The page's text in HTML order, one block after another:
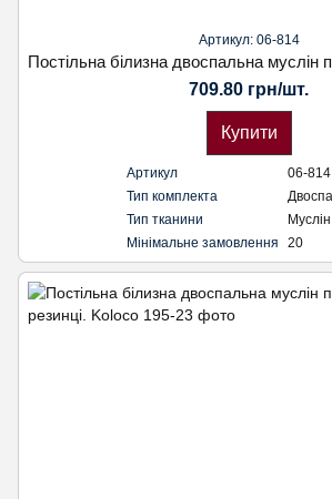
Артикул: 06-814
709.80 грн/шт.
Купити
Артикул
06-814
Тип комплекта
Тип тканини
Муслін
Мінімальне замовлення
20